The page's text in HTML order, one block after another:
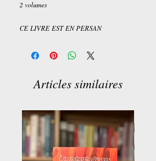
2 volumes
CE LIVRE EST EN PERSAN
Articles similaires